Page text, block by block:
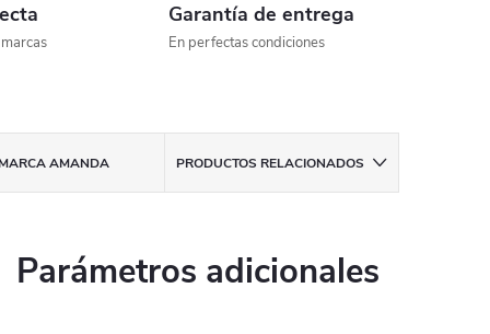
Garantía de entrega
En perfectas condiciones
MARCAAMANDA PRODUCTOS RELACIONADOS
Parámetros adicionales